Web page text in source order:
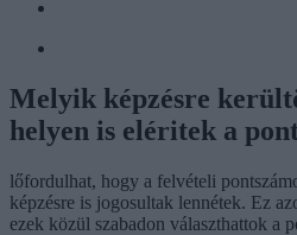
Melyik képzésre
helyen is eléritek a
lőfordulhat, hogy a felvételi
képzésre is jogosultak lennétek. Ez
ezek közül szabadon választhattok a